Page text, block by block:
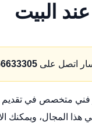
البيت
اتصل على
فني متخصص في تقديم
في هذا المجال،